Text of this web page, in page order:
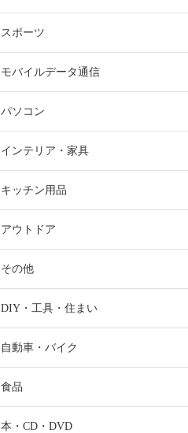
スポーツ
モバイルデータ通信
パソコン
インテリア・家具
キッチン用品
アウトドア
その他
DIY・工具・住まい
自動車・バイク
食品
本・CD・DVD